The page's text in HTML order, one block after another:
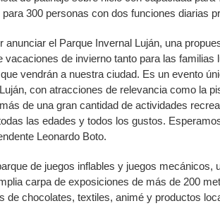
300 personas con dos funciones diarias
el Parque Invernal Luján, una
vacaciones de invierno tanto para las familias
vendrán a nuestra ciudad. Es un evento
con atracciones de relevancia como la
de una gran cantidad de actividades
las edades y todos los gustos.
Leonardo Boto.
de juegos inflables y juegos mecánicos,
carpa de exposiciones de más de 200
de chocolates, textiles, animé y productos